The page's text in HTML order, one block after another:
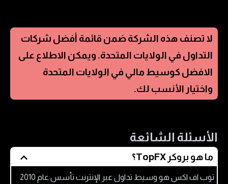
لا تصنف هذه الشركة ضمن قائمة أفضل شركات
التداول في الولايات المتحدة. ويمكن الاطلاع على
الافضل كوسيط مالي في الولايات المتحدة
واختيار الأنسب لك.
الأسئلة الشائعة
ما هو بروكر TopFX؟
توب اف اكس هو وسيط تداول عبر الإنترنت تأسس عام 2010